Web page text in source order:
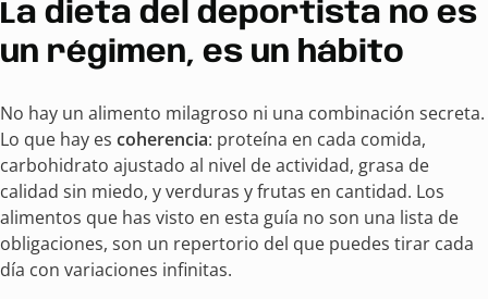
La dieta del deportista no es
un régimen, es un hábito
No hay un alimento milagroso ni una combinación secreta.
Lo que hay es coherencia: proteína en cada comida,
carbohidrato ajustado al nivel de actividad, grasa de
calidad sin miedo, y verduras y frutas en cantidad. Los
alimentos que has visto en esta guía no son una lista de
obligaciones, son un repertorio del que puedes tirar cada
día con variaciones infinitas.